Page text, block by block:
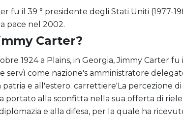
fu il 39 ° presidente degli Stati Uniti (1977-
pace nel 2002.
Carter?
1924 a Plains, in Georgia, Jimmy Carter
e servì come nazione's amministratore
patria e all'estero. carrettiere'La percezione
portato alla sconfitta nella sua offerta di
e alla difesa, per la quale ha